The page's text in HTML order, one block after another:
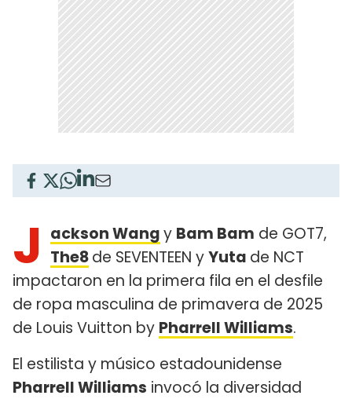
J ackson Wangy Bam Bam de GOT7,
The8de SEVENTEEN yYuta de NCT
impactaron en la primera fila en el desfile
de ropa masculina de primavera de 2025
de Louis Vuitton by Pharrell Williams.
El estilista y músico estadounidense
Pharrell Williams invocó la diversidad